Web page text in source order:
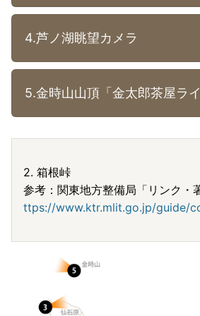
4.芦ノ湖眺望カメラ
5.金時山山頂「金太郎茶屋ラ
2. 箱根峠
参考：関東地方整備局「リンク・
ttps://www.ktr.mlit.go.jp/guide/